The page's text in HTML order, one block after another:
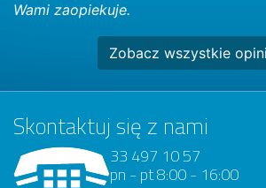
Wami zaopiekuje.
Zobacz wszystkie
Skontaktuj się z nami
33 497 10 57
pn - pt 8:00 - 16:00